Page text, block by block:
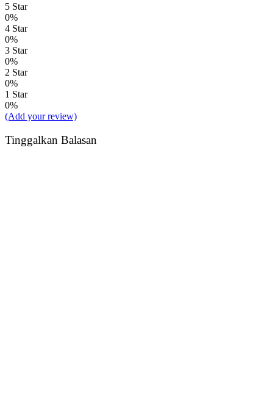
5 Star
0%
4 Star
0%
3 Star
0%
2 Star
0%
1 Star
0%
(Add your review)
Tinggalkan Balasan